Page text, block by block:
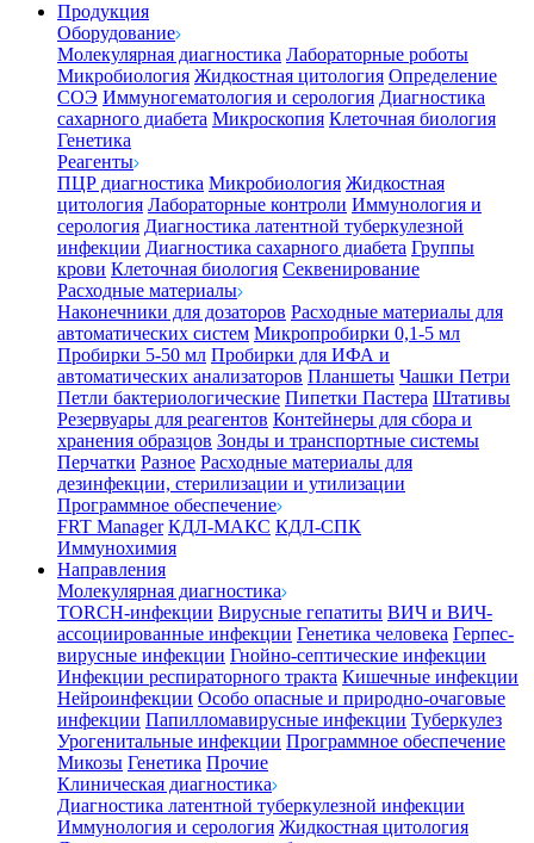
Продукция
Оборудование
Молекулярная диагностика Лабораторные роботы
Микробиология Жидкостная цитология Определение
СОЭ Иммуногематология и серология Диагностика
сахарного диабета Микроскопия Клеточная биология
Генетика
Реагенты
ПЦР диагностика Микробиология Жидкостная
цитология Лабораторные контроли Иммунология и
серология Диагностика латентной туберкулезной
инфекции Диагностика сахарного диабета Группы
крови Клеточная биология Секвенирование
Расходные материалы
Наконечники для дозаторов Расходные материалы для
автоматических систем Микропробирки 0,1-5 мл
Пробирки 5-50 мл Пробирки для ИФА и
автоматических анализаторов Планшеты Чашки Петри
Петли бактериологические Пипетки Пастера Штативы
Резервуары для реагентов Контейнеры для сбора и
хранения образцов Зонды и транспортные системы
Перчатки Разное Расходные материалы для
дезинфекции, стерилизации и утилизации
Программное обеспечение
FRT Manager КДЛ-МАКС КДЛ-СПК
Иммунохимия
Направления
Молекулярная диагностика
TORCH-инфекции Вирусные гепатиты ВИЧ и ВИЧ-
ассоциированные инфекции Генетика человека Герпес-
вирусные инфекции Гнойно-септические инфекции
Инфекции респираторного тракта Кишечные инфекции
Нейроинфекции Особо опасные и природно-очаговые
инфекции Папилломавирусные инфекции Туберкулез
Урогенитальные инфекции Программное обеспечение
Микозы Генетика Прочие
Клиническая диагностика
Диагностика латентной туберкулезной инфекции
Иммунология и серология Жидкостная цитология